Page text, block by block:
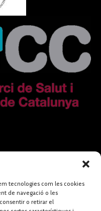
tecnologies com les cookies
de navegació o les
o retirar el